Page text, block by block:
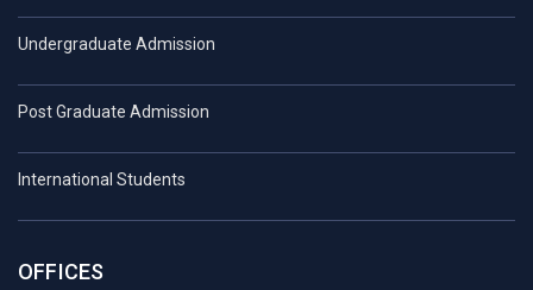
Undergraduate Admission
Post Graduate Admission
International Students
OFFICES